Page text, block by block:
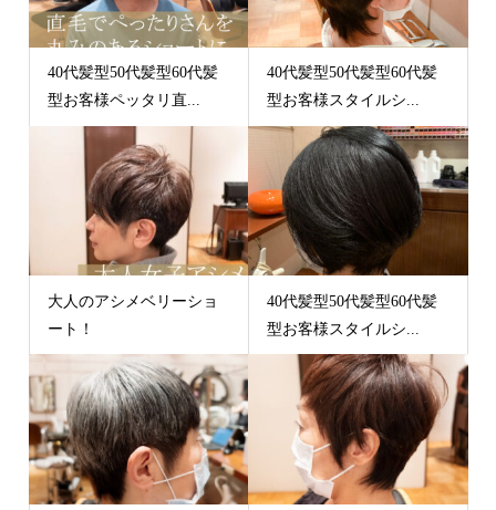
40代髪型50代髪型60代髪
型お客様ペッタリ直...
40代髪型50代髪型60代髪
型お客様スタイルシ...
大人のアシメベリーショ
ート！
40代髪型50代髪型60代髪
型お客様スタイルシ...